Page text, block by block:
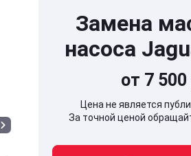
Замена
насоса
от 7 500
Цена не является
За точной ценой